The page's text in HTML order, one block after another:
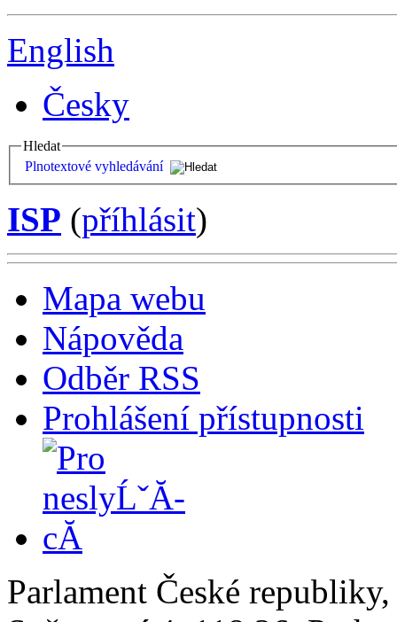
English
Česky
Hledat
Plnotextové vyhledávání
ISP (příhlásit)
Mapa webu
Nápověda
Odběr RSS
Prohlášení přístupnosti
Parlament České